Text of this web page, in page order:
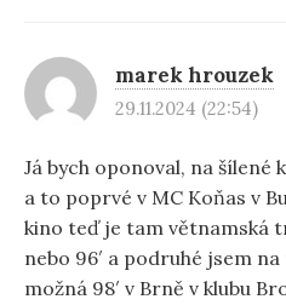
marek hrouzek
29.11.2024 (22:54)
Já bych oponoval, na šílené
a to poprvé v MC Koňas v
kino teď je tam větnamská
nebo 96′ a podruhé jsem
možná 98′ v Brně v klubu